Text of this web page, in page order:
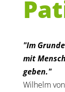
"Im
mit
geben."
Wilhelm